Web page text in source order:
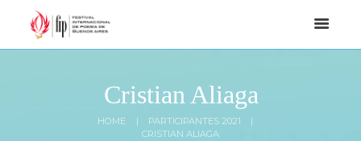
Cristian Aliaga
HOME
PARTICIPANTES 2021
CRISTIAN ALIAGA